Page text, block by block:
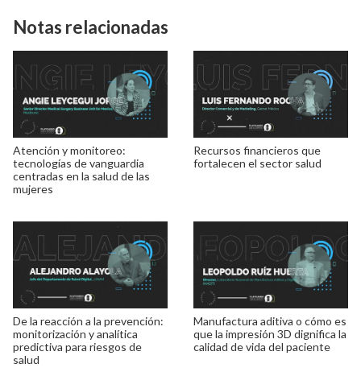
Notas relacionadas
Atención y monitoreo:
tecnologías de vanguardia
centradas en la salud de las
mujeres
Recursos financieros que
fortalecen el sector salud
De la reacción a la prevención:
monitorización y analítica
predictiva para riesgos de
salud
Manufactura aditiva o cómo es
que la impresión 3D dignifica la
calidad de vida del paciente